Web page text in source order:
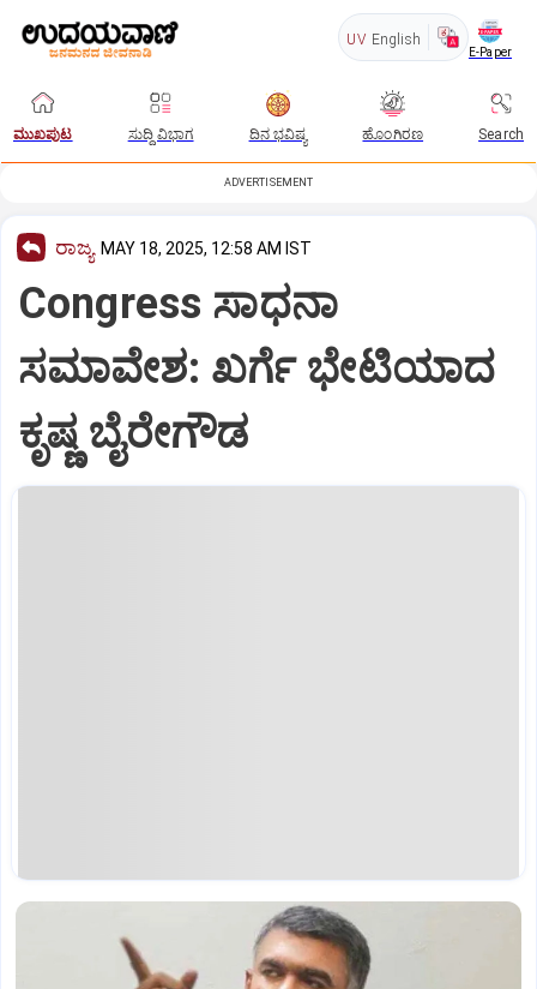
UV English
E-Paper
ಮುಖಪುಟ ಸುದ್ದಿ ವಿಭಾಗ ದಿನ ಭವಿಷ್ಯ ಹೊಂಗಿರಣ Search
ADVERTISEMENT
ರಾಜ್ಯ MAY 18, 2025, 12:58 AM IST
Congress ಸಾಧನಾ
ಸಮಾವೇಶ: ಖರ್ಗೆ ಭೇಟಿಯಾದ
ಕೃಷ್ಣ ಬೈರೇಗೌಡ